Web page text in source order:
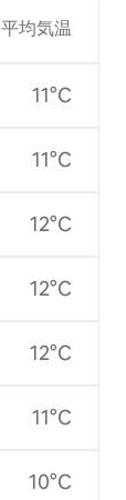
平均気温
11°C
11°C
12°C
12°C
12°C
11°C
10°C